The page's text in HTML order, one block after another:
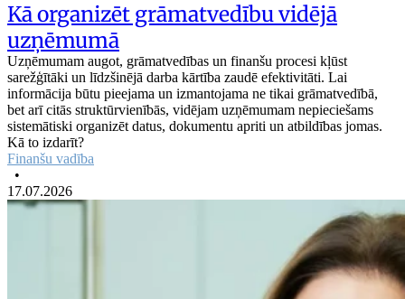
Kā organizēt grāmatvedību vidējā
uzņēmumā
Uzņēmumam augot, grāmatvedības un finanšu procesi kļūst
sarežģītāki un līdzšinējā darba kārtība zaudē efektivitāti. Lai
informācija būtu pieejama un izmantojama ne tikai grāmatvedībā,
bet arī citās struktūrvienībās, vidējam uzņēmumam nepieciešams
sistemātiski organizēt datus, dokumentu apriti un atbildības jomas.
Kā to izdarīt?
Finanšu vadība
•
17.07.2026